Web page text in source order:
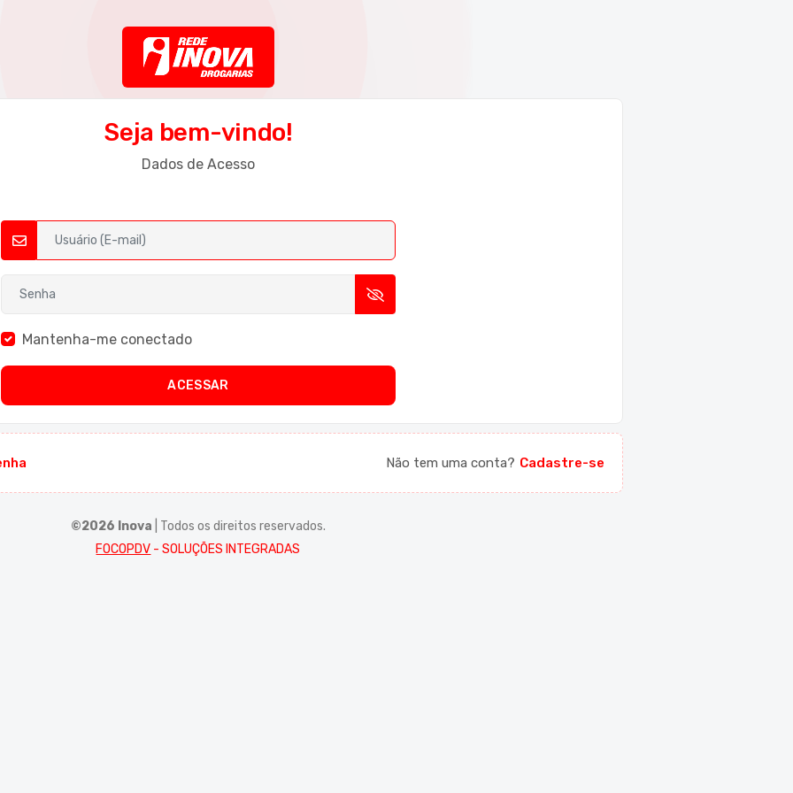
Seja bem-vindo!
Dados de Acesso
Mantenha-me conectado
ACESSAR
Não tem uma conta? Cadastre-se
©2026 Inova | Todos os direitos reservados.
FOCOPDV - SOLUÇÕES INTEGRADAS